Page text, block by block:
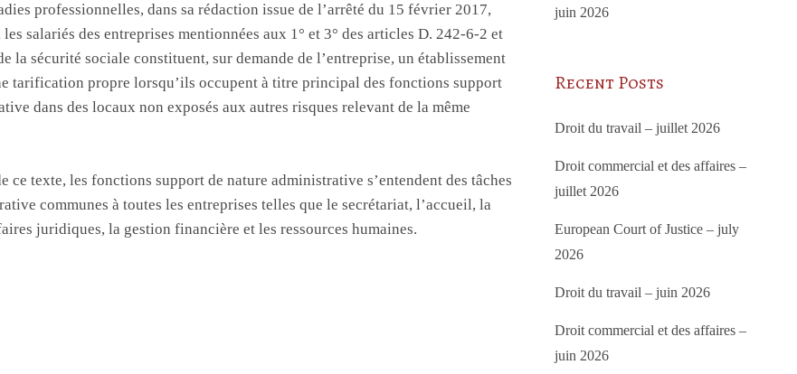
professionnelles, dans sa rédaction issue de l’arrêté du 15 février 2017,
salariés des entreprises mentionnées aux 1° et 3° des articles D. 242-6-2 et
la sécurité sociale constituent, sur demande de l’entreprise, un établissement
tarification propre lorsqu’ils occupent à titre principal des fonctions support
dans des locaux non exposés aux autres risques relevant de la même
ce texte, les fonctions support de nature administrative s’entendent des tâches
communes à toutes les entreprises telles que le secrétariat, l’accueil, la
juridiques, la gestion financière et les ressources humaines.
juin 2026
Recent Posts
Droit du travail – juillet 2026
Droit commercial et des affaires –
juillet 2026
European Court of Justice – july
2026
Droit du travail – juin 2026
Droit commercial et des affaires –
juin 2026